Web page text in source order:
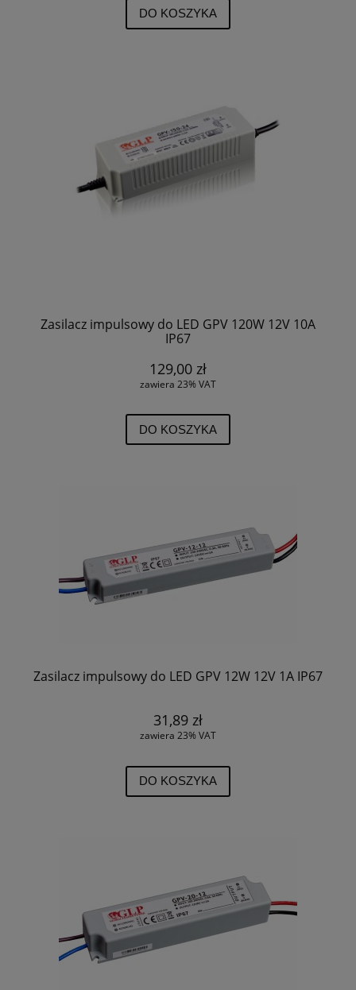
DO KOSZYKA
Zasilacz impulsowy do LED GPV 120W 12V 10A
IP67
129,00 zł
zawiera 23% VAT
DO KOSZYKA
Zasilacz impulsowy do LED GPV 12W 12V 1A IP67
31,89 zł
zawiera 23% VAT
DO KOSZYKA